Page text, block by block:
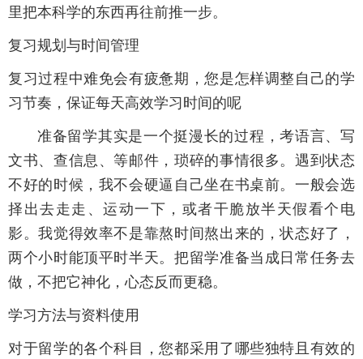
里把本科学的东西再往前推一步。
复习规划与时间管理
复习过程中难免会有疲惫期，您是怎样调整自己的学
习节奏，保证每天高效学习时间的呢
准备留学其实是一个挺漫长的过程，考语言、写
文书、查信息、等邮件，琐碎的事情很多。遇到状态
不好的时候，我不会硬逼自己坐在书桌前。一般会选
择出去走走、运动一下，或者干脆放半天假看个电
影。我觉得效率不是靠熬时间熬出来的，状态好了，
两个小时能顶平时半天。把留学准备当成日常任务去
做，不把它神化，心态反而更稳。
学习方法与资料使用
对于留学的各个科目，您都采用了哪些独特且有效的